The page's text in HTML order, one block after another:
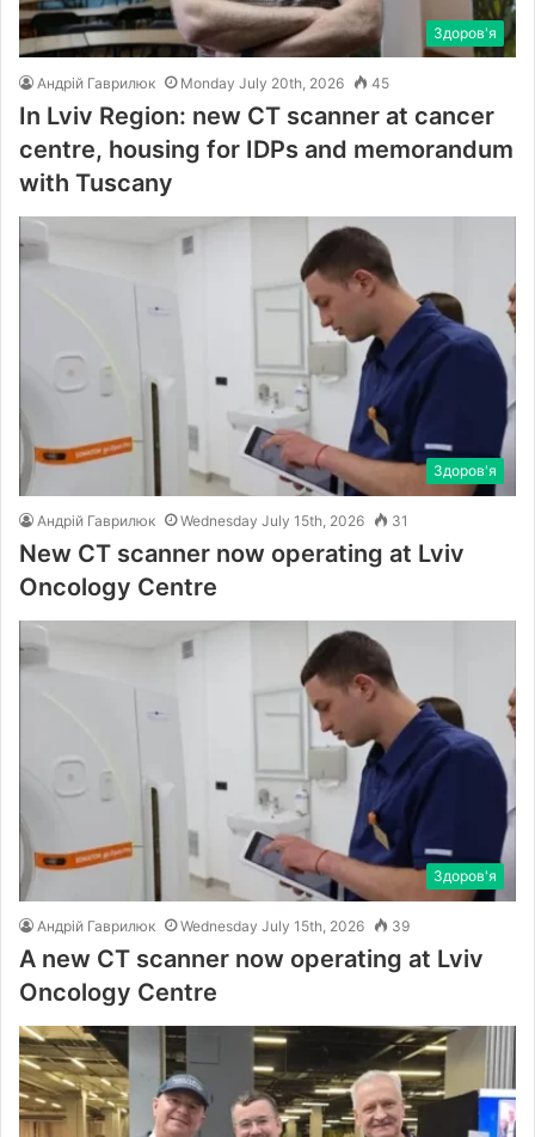
Здоров'я
Андрій Гаврилюк Monday July 20th, 2026 45
In Lviv Region: new CT scanner at cancer
centre, housing for IDPs and memorandum
with Tuscany
Здоров'я
Андрій Гаврилюк Wednesday July 15th, 2026 31
New CT scanner now operating at Lviv
Oncology Centre
Здоров'я
Андрій Гаврилюк Wednesday July 15th, 2026 39
A new CT scanner now operating at Lviv
Oncology Centre